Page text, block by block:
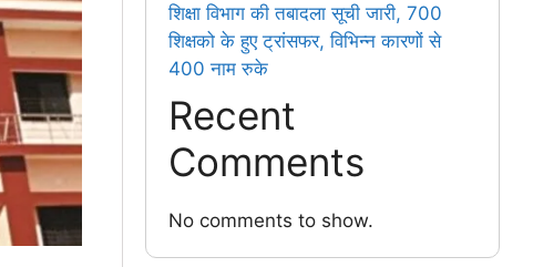
शिक्षा विभाग की तबादला सूची जारी, 700
शिक्षको के हुए ट्रांसफर, विभिन्न कारणों से
400 नाम रुके
Recent
Comments
No comments to show.